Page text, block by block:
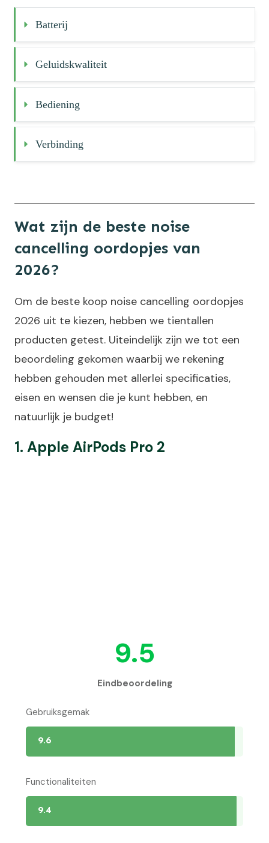
Batterij
Geluidskwaliteit
Bediening
Verbinding
Wat zijn de beste noise
cancelling oordopjes van
2026?
Om de beste koop noise cancelling oordopjes
2026 uit te kiezen, hebben we tientallen
producten getest. Uiteindelijk zijn we tot een
beoordeling gekomen waarbij we rekening
hebben gehouden met allerlei specificaties,
eisen en wensen die je kunt hebben, en
natuurlijk je budget!
1. Apple AirPods Pro 2
9.5
Eindbeoordeling
Gebruiksgemak
9.6
Functionaliteiten
9.4